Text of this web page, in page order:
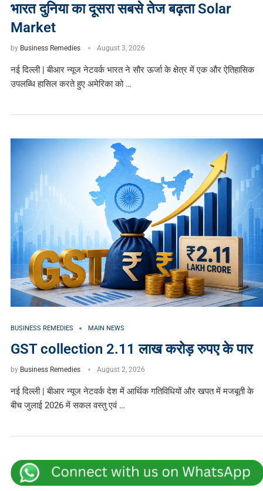
भारत दुनिया का दूसरा सबसे तेज बढ़ता Solar
Market
by Business Remedies August 3, 2026
नई दिल्ली | बीआर न्यूज नेटवर्क भारत ने सौर ऊर्जा के क्षेत्र में एक और ऐतिहासिक
उपलब्धि हासिल करते हुए अमेरिका को …
BUSINESS REMEDIES MAIN NEWS
GST collection 2.11 लाख करोड़ रुपए के पार
by Business Remedies August 2, 2026
नई दिल्ली | बीआर न्यूज नेटवर्क देश में आर्थिक गतिविधियों और खपत में मजबूती के
बीच जुलाई 2026 में सकल वस्तु एवं …